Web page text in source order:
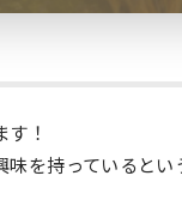
！
を持っているとい